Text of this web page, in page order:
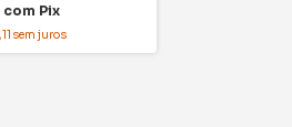
com Pix
sem juros